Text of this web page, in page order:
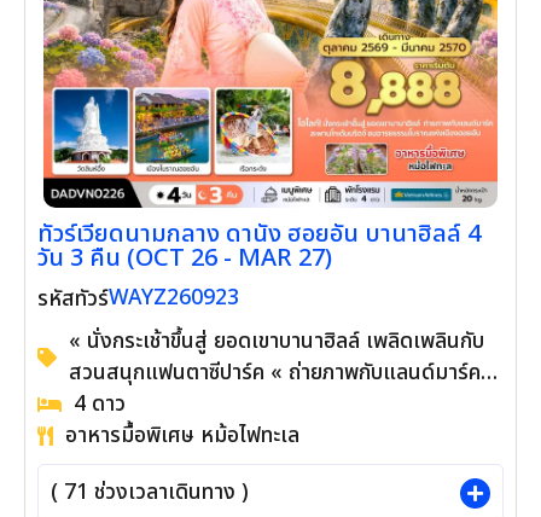
ทัวร์เวียดนามกลาง ดานัง ฮอยอัน บานาฮิลล์ 4
วัน 3 คืน (OCT 26 - MAR 27)
รหัสทัวร์WAYZ260923
« นั่งกระเช้าขึ้นสู่ ยอดเขาบานาฮิลล์ เพลิดเพลินกับ
สวนสนุกแฟนตาซีปาร์ค « ถ่ายภาพกับแลนด์มาร์ค
ใหม่ สะพานโกเด้นบริดจ์ ตื่นตากับโซนใหม่ Eclipse
Square « ชมอารยธรรมโบราณแห่งเมืองฮอยอัน
สวยงามของชาวท้องถิ่น « สักการะเจ้าแม่กวนอิม ณ
4 ดาว
อาหารมื้อพิเศษ หม้อไฟทะเล
( 71 ช่วงเวลาเดินทาง )